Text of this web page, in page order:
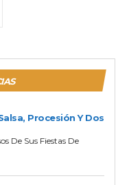
Procesión Y Dos
De Sus Fiestas De